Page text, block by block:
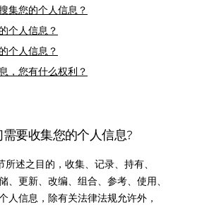
集您的个人信息？
个人信息？
个人信息？
，您有什么权利？
要收集您的个人信息?
述之目的，收集、记录、持有、
、更新、改编、组合、参考、使用、
人信息，除有关法律法规允许外，